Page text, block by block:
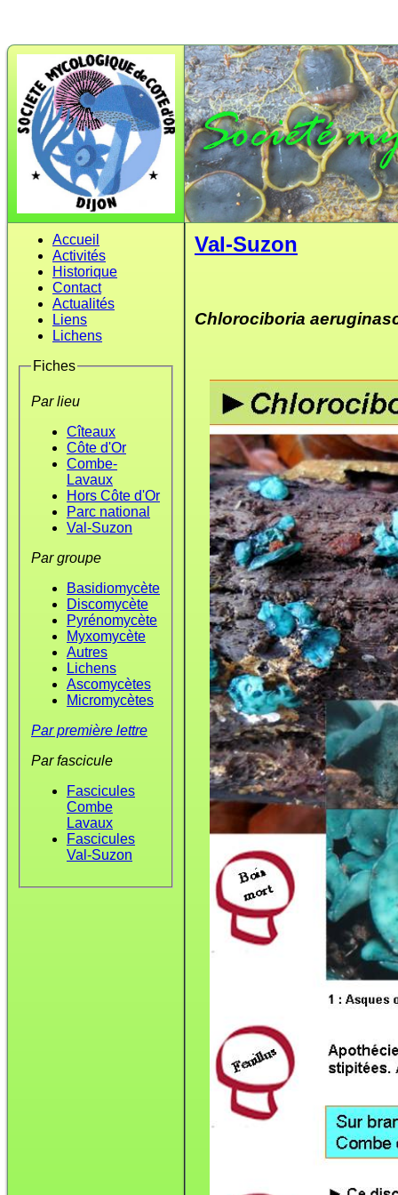
Accueil
Activités
Historique
Contact
Actualités
Liens
Lichens
Fiches
Par lieu
Cîteaux
Côte d'Or
Combe-
Lavaux
Hors Côte d'Or
Parc national
Val-Suzon
Par groupe
Basidiomycète
Discomycète
Pyrénomycète
Myxomycète
Autres
Lichens
Ascomycètes
Micromycètes
Par première lettre
Par fascicule
Fascicules
Combe
Lavaux
Fascicules
Val-Suzon
Val-Suzon
Chlorociboria